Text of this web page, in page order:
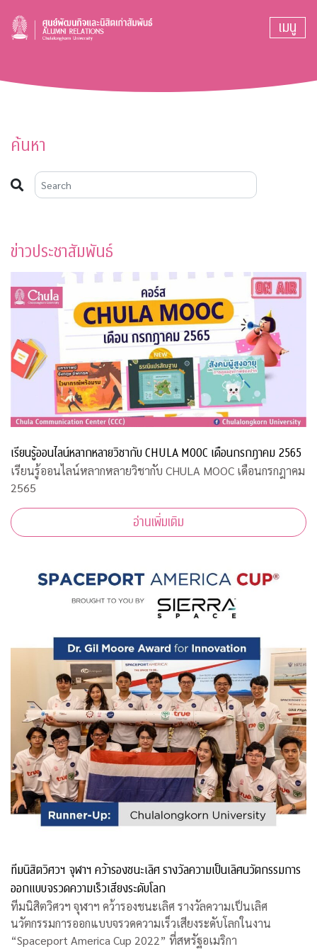
เมนู
ค้นหา
ข่าวประชาสัมพันธ์
เรียนรู้ออนไลน์หลากหลายวิชากับ CHULA MOOC เดือนกรกฎาคม 2565
เรียนรู้ออนไลน์หลากหลายวิชากับ CHULA MOOC เดือนกรกฎาคม
2565
อ่านเพิ่มเติม
ทีมนิสิตวิศวฯ จุฬาฯ คว้ารองชนะเลิศ รางวัลความเป็นเลิศนวัตกรรมการ
ออกแบบจรวดความเร็วเสียงระดับโลก
ทีมนิสิตวิศวฯ จุฬาฯ คว้ารองชนะเลิศ รางวัลความเป็นเลิศ
นวัตกรรมการออกแบบจรวดความเร็วเสียงระดับโลกในงาน
“Spaceport America Cup 2022” ที่สหรัฐอเมริกา